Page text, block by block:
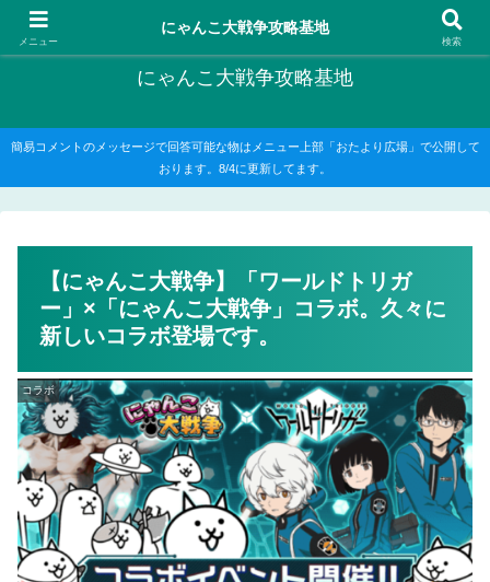
にゃんこ大戦争の攻略がメインですが、他のゲームの記事もたまに書いてます
にゃんこ大戦争攻略基地
簡易コメントのメッセージで回答可能な物はメニュー上部「おたより広場」で公開して
おります。8/4に更新してます。
【にゃんこ大戦争】「ワールドトリガ
ー」×「にゃんこ大戦争」コラボ。久々に
新しいコラボ登場です。
コラボ
メニュー
にゃんこ大戦争攻略基地
検索